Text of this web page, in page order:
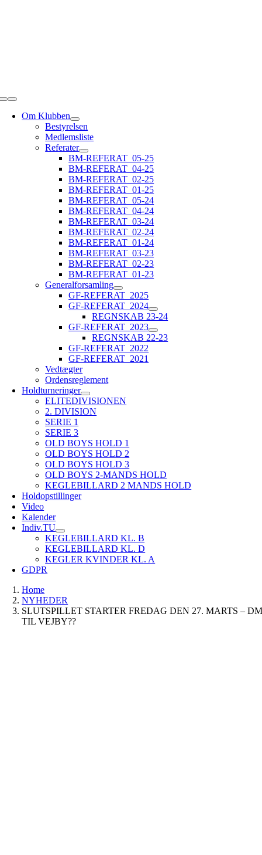
Toggle
NavigationOm Klubben
Bestyrelsen
Medlemsliste
Referater
BM-REFERAT_05-25
BM-REFERAT_04-25
BM-REFERAT_02-25
BM-REFERAT_01-25
BM-REFERAT_05-24
BM-REFERAT_04-24
BM-REFERAT_03-24
BM-REFERAT_02-24
BM-REFERAT_01-24
BM-REFERAT_03-23
BM-REFERAT_02-23
BM-REFERAT_01-23
Generalforsamling
GF-REFERAT_2025
GF-REFERAT_2024
REGNSKAB 23-24
GF-REFERAT_2023
REGNSKAB 22-23
GF-REFERAT_2022
GF-REFERAT_2021
Vedtægter
Ordensreglement
Holdturneringer
ELITEDIVISIONEN
2. DIVISION
SERIE 1
SERIE 3
OLD BOYS HOLD 1
OLD BOYS HOLD 2
OLD BOYS HOLD 3
OLD BOYS 2-MANDS HOLD
KEGLEBILLARD 2 MANDS HOLD
Holdopstillinger
Video
Kalender
Indiv.TU
KEGLEBILLARD KL. B
KEGLEBILLARD KL. D
KEGLER KVINDER KL. A
GDPR
Home
NYHEDER
SLUTSPILLET STARTER FREDAG DEN 27. MARTS –
TIL VEJBY??